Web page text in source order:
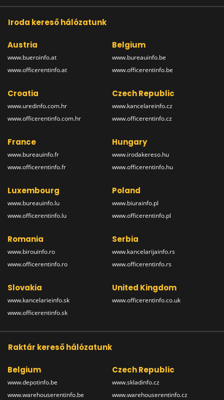
Iroda kereső hálózatunk
Austria
www.bueroinfo.at
www.officerentinfo.at
Belgium
www.bureauinfo.be
www.officerentinfo.be
Croatia
www.uredinfo.com.hr
www.officerentinfo.com.hr
Czech Republic
www.kancelareinfo.cz
www.officerentinfo.cz
France
www.bureauinfo.fr
www.officerentinfo.fr
Hungary
www.irodakereso.hu
www.officerentinfo.hu
Luxembourg
www.bureauinfo.lu
www.officerentinfo.lu
Poland
www.biurainfo.pl
www.officerentinfo.pl
Romania
www.birouinfo.ro
www.officerentinfo.ro
Serbia
www.kancelarijainfo.rs
www.officerentinfo.rs
Slovakia
www.kancelarieinfo.sk
www.officerentinfo.sk
United Kingdom
www.officerentinfo.co.uk
Raktár kereső hálózatunk
Belgium
www.depotinfo.be
www.warehouserentinfo.be
Czech Republic
www.skladinfo.cz
www.warehouserentinfo.cz